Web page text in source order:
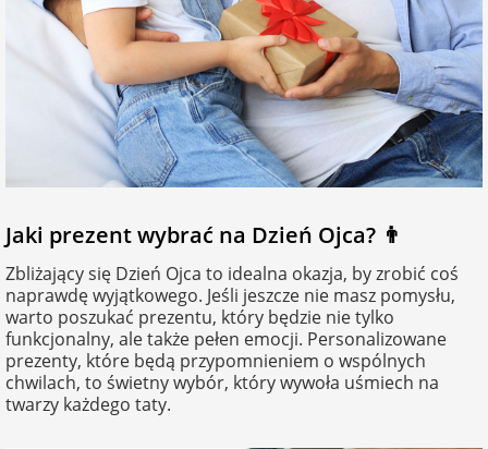
Torby
personalizowane
Poduszki ze
zdjęciem
Naklejki i
naprasowanki
imienne
Bombki ze
zdjęciem
na 50 urodziny
na wesele
na rocznicę
ślubu
na rozpoczęcie
szkoły
na zakończenie
szkoły
dla nauczyciela
dla miłośników
kotów
dla miłośników
psów
dla brata
dla siostry
dla chłopaka
Jaki prezent wybrać na Dzień Ojca? 👨
Zbliżający się Dzień Ojca to idealna okazja, by zrobić coś
naprawdę wyjątkowego. Jeśli jeszcze nie masz pomysłu,
warto poszukać prezentu, który będzie nie tylko
funkcjonalny, ale także pełen emocji. Personalizowane
prezenty, które będą przypomnieniem o wspólnych
chwilach, to świetny wybór, który wywoła uśmiech na
twarzy każdego taty.